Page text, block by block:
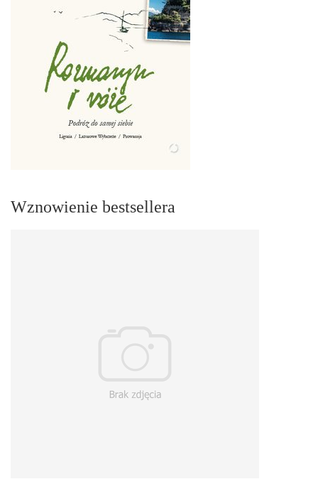
Wznowienie bestsellera